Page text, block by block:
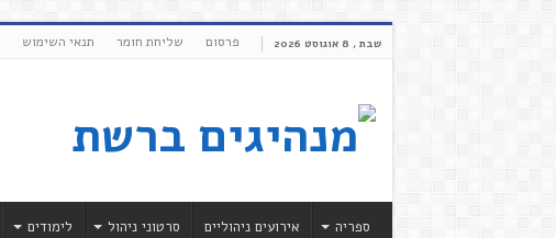
שבת , 8 אוגוסט 2026 פרסום שליחת חומר תנאי השימוש
ספריה אירועים ניהוליים סרטוני ניהול לימודים